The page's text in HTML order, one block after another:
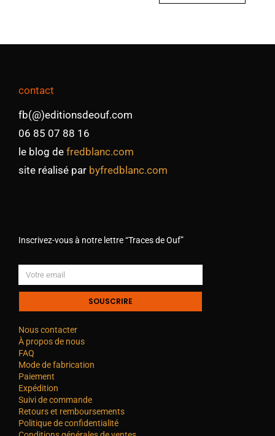
contact
fb(@)editionsdeouf.com
06 85 07 88 16
le blog de fredblanc.com
site réalisé par byfredblanc.com
Inscrivez-vous à notre lettre “Traces de Ouf”
SOUSCRIRE
Nous contacter
À propos de nous
FAQ
Mode de fabrication
Paiement
Expédition
Suivi de commande
Retours et remboursements
Politique de confidentialité